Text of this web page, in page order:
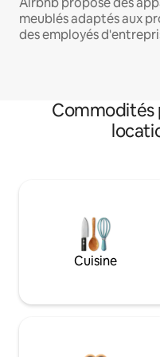
meublés adaptés aux
des employés
Commodités
Cuisine